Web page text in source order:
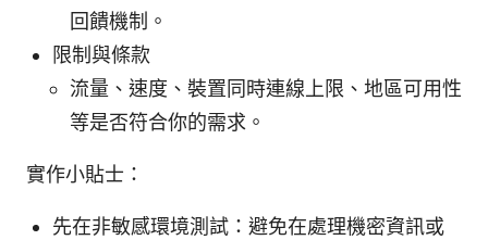
回饋機制。
限制與條款
流量、速度、裝置同時連線上限、地區可用性
等是否符合你的需求。
實作小貼士：
先在非敏感環境測試：避免在處理機密資訊或